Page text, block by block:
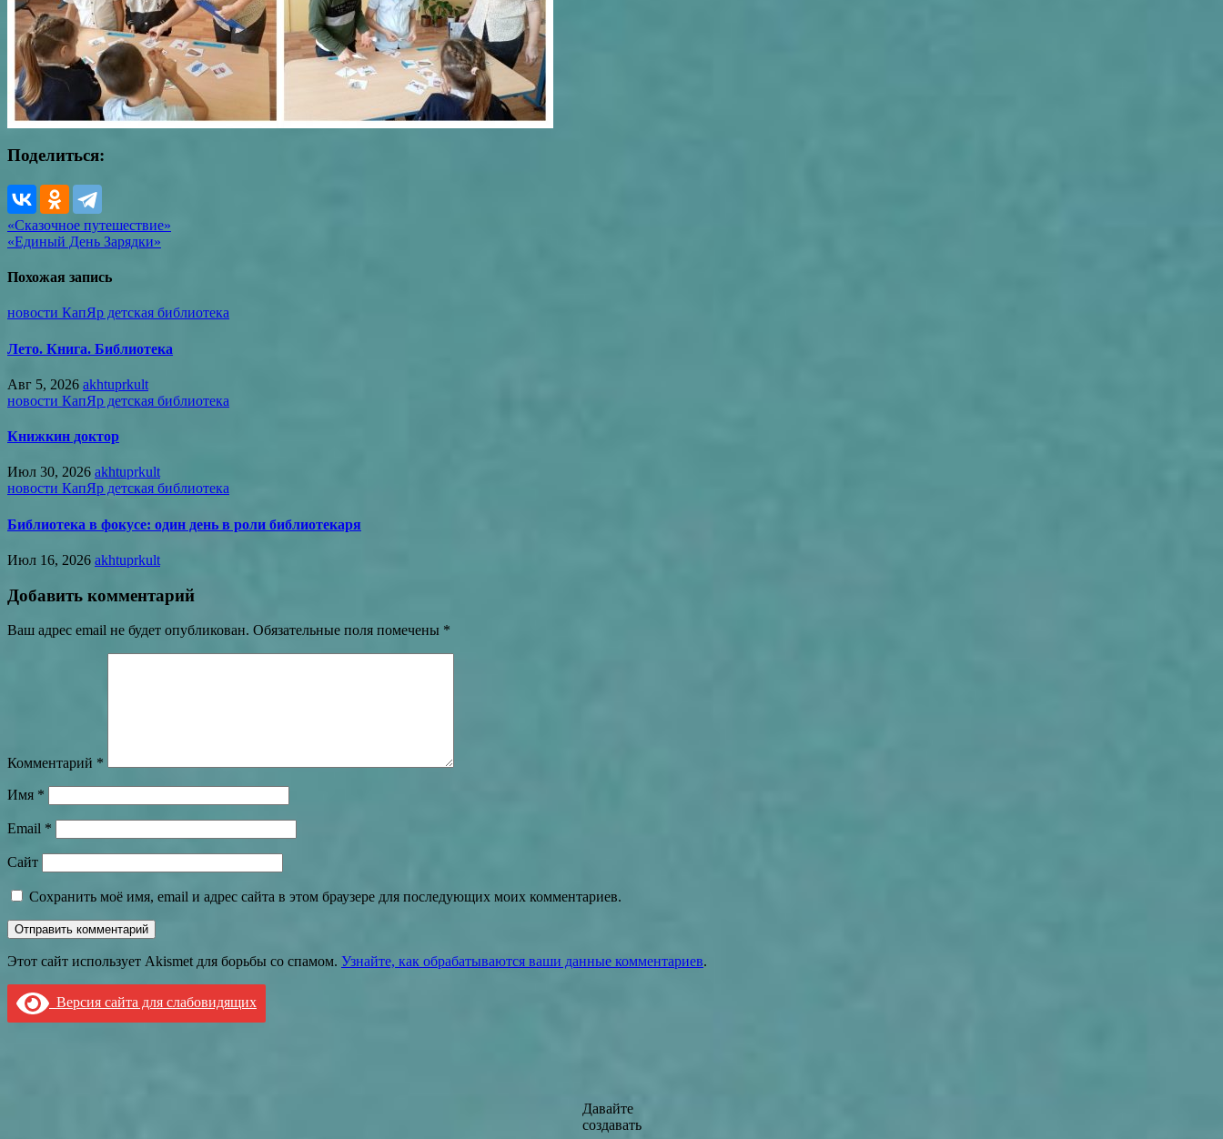
Поделиться:
Навигация
по
записям
«Сказочное путешествие»
«Единый День Зарядки»
Похожая запись
новости КапЯр детская библиотека
Лето. Книга. Библиотека
Авг 5, 2026 akhtuprkult
новости КапЯр детская библиотека
Книжкин доктор
Июл 30, 2026 akhtuprkult
новости КапЯр детская библиотека
Библиотека в фокусе: один день в роли библиотекаря
Июл 16, 2026 akhtuprkult
Добавить комментарий
Ваш адрес email не будет опубликован. Обязательные поля помечены *
Комментарий *
Имя *
Email *
Сайт
Сохранить моё имя, email и адрес сайта в этом браузере для последующих моих комментариев.
Этот сайт использует Akismet для борьбы со спамом. Узнайте, как обрабатываются ваши данные комментариев.
Версия сайта для слабовидящих
Давайте
создавать